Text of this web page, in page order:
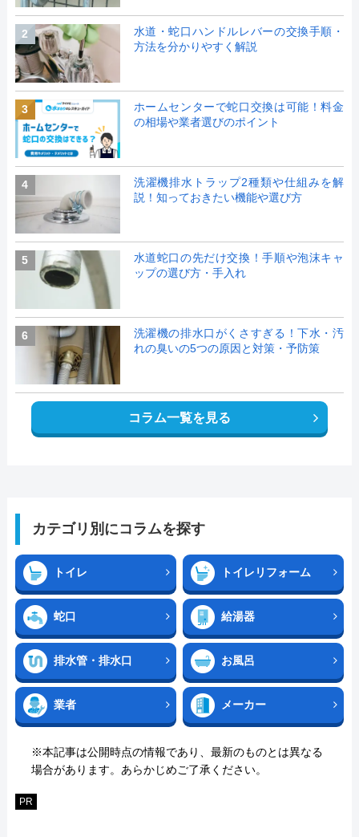
2
水道・蛇口ハンドルレバーの交換手順・
方法を分かりやすく解説
3
ホームセンターで蛇口交換は可能！料金
の相場や業者選びのポイント
4
洗濯機排水トラップ2種類や仕組みを解
説！知っておきたい機能や選び方
5
水道蛇口の先だけ交換！手順や泡沫キャ
ップの選び方・手入れ
6
洗濯機の排水口がくさすぎる！下水・汚
れの臭いの5つの原因と対策・予防策
コラム一覧を見る
カテゴリ別にコラムを探す
トイレ トイレリフォーム
蛇口 給湯器
排水管・排水口 お風呂
業者 メーカー
※本記事は公開時点の情報であり、最新のものとは異なる
場合があります。あらかじめご了承ください。
PR